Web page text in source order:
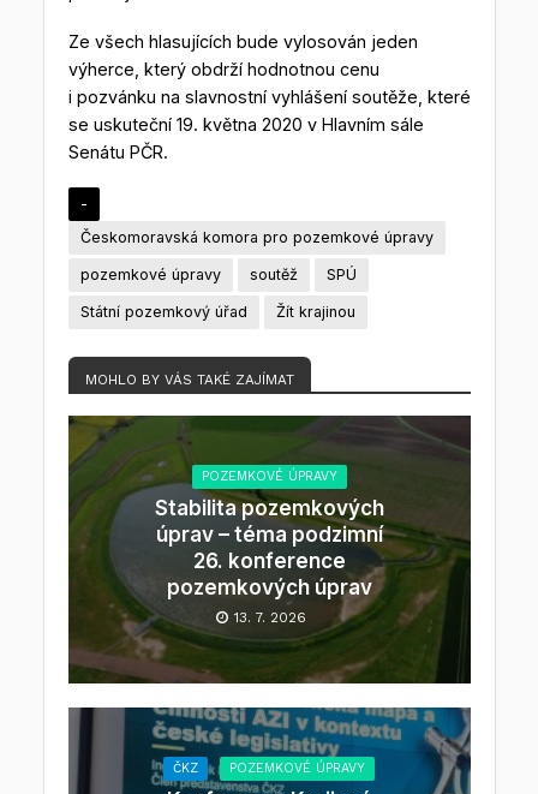
Ze všech hlasujících bude vylosován jeden
výherce, který obdrží hodnotnou cenu
i pozvánku na slavnostní vyhlášení soutěže, které
se uskuteční 19. května 2020 v Hlavním sále
Senátu PČR.
-
Českomoravská komora pro pozemkové úpravy
pozemkové úpravy soutěž SPÚ
Státní pozemkový úřad Žít krajinou
MOHLO BY VÁS TAKÉ ZAJÍMAT
POZEMKOVÉ ÚPRAVY
Stabilita pozemkových
úprav – téma podzimní
26. konference
pozemkových úprav
13. 7. 2026
ČKZ POZEMKOVÉ ÚPRAVY